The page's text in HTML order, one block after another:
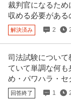
裁判官になるた
収める必要がある
解決済み 2
司法試験について
ていて単調な何も
め・パワハラ・セ
ことがありました
回答終了 1